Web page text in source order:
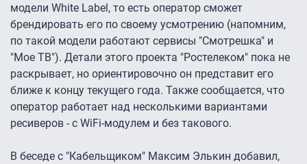
модели White Label, то есть оператор сможет
брендировать его по своему усмотрению (напомним,
по такой модели работают сервисы "Смотрешка" и
"Мое ТВ"). Детали этого проекта "Ростелеком" пока не
раскрывает, но ориентировочно он представит его
ближе к концу текущего года. Также сообщается, что
оператор работает над несколькими вариантами
ресиверов - с WiFi-модулем и без такового.
В беседе с "Кабельщиком" Максим Элькин добавил,